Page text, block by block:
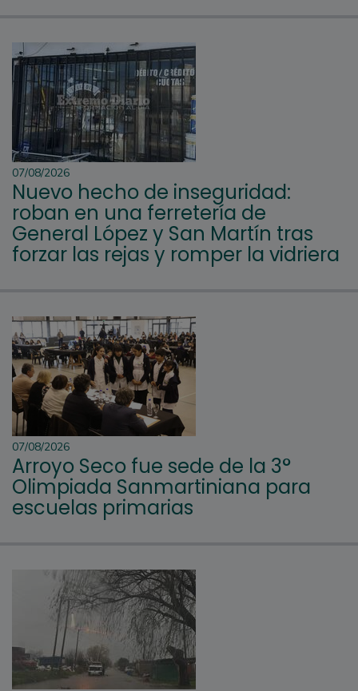
07/08/2026
Nuevo hecho de inseguridad:
roban en una ferretería de
General López y San Martín tras
forzar las rejas y romper la vidriera
07/08/2026
Arroyo Seco fue sede de la 3°
Olimpiada Sanmartiniana para
escuelas primarias